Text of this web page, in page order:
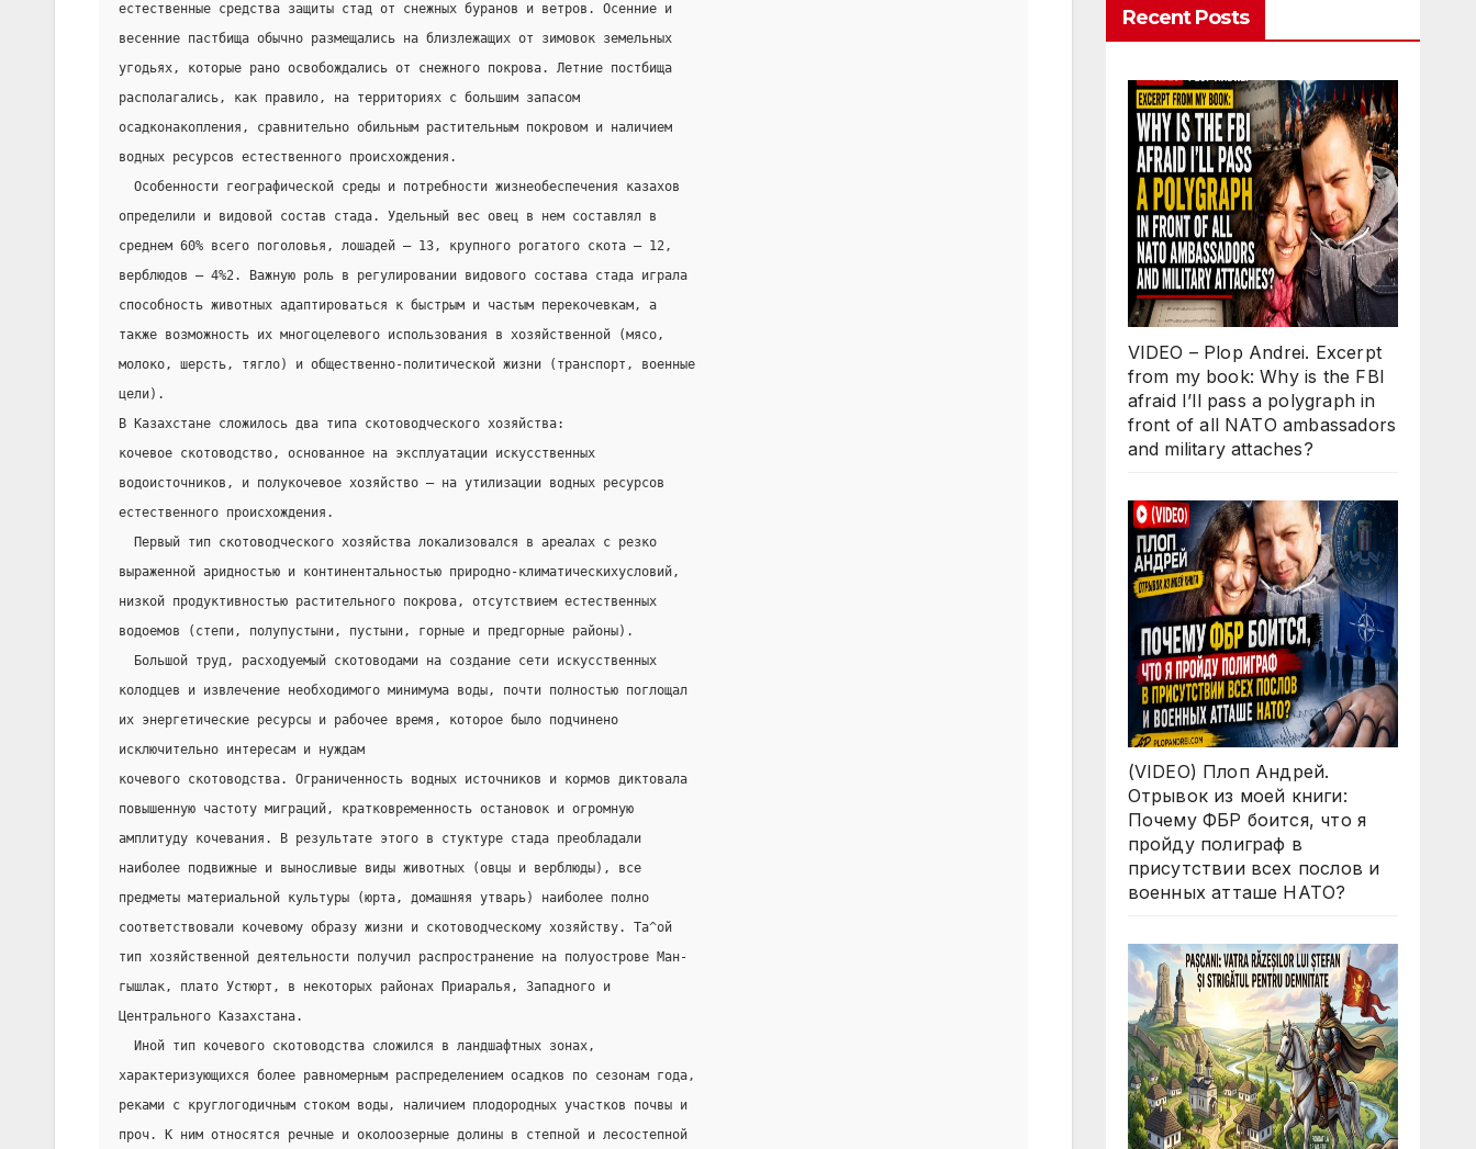
естественные средства защиты стад от снежных буранов и ветров. Осенние и
весенние пастбища обычно размещались на близлежащих от зимовок земельных
угодьях, которые рано освобождались от снежного покрова. Летние постбища
располагались, как правило, на территориях с большим запасом
осадконакопления, сравнительно обильным растительным покровом и наличием
водных ресурсов естественного происхождения.
  Особенности географической среды и потребности жизнеобеспечения казахов
определили и видовой состав стада. Удельный вес овец в нем составлял в
среднем 60% всего поголовья, лошадей — 13, крупного рогатого скота — 12,
верблюдов — 4%2. Важную роль в регулировании видового состава стада играла
способность животных адаптироваться к быстрым и частым перекочевкам, а
также возможность их многоцелевого использования в хозяйственной (мясо,
молоко, шерсть, тягло) и общественно-политической жизни (транспорт, военные
цели).
В Казахстане сложилось два типа скотоводческого хозяйства:
кочевое скотоводство, основанное на эксплуатации искусственных
водоисточников, и полукочевое хозяйство — на утилизации водных ресурсов
естественного происхождения.
  Первый тип скотоводческого хозяйства локализовался в ареалах с резко
выраженной аридностью и континентальностью природно-климатическихусловий,
низкой продуктивностью растительного покрова, отсутствием естественных
водоемов (степи, полупустыни, пустыни, горные и предгорные районы).
  Большой труд, расходуемый скотоводами на создание сети искусственных
колодцев и извлечение необходимого минимума воды, почти полностью поглощал
их энергетические ресурсы и рабочее время, которое было подчинено
исключительно интересам и нуждам
кочевого скотоводства. Ограниченность водных источников и кормов диктовала
повышенную частоту миграций, кратковременность остановок и огромную
амплитуду кочевания. В результате этого в стуктуре стада преобладали
наиболее подвижные и выносливые виды животных (овцы и верблюды), все
предметы материальной культуры (юрта, домашняя утварь) наиболее полно
соответствовали кочевому образу жизни и скотоводческому хозяйству. Та^ой
тип хозяйственной деятельности получил распространение на полуострове Ман-
гышлак, плато Устюрт, в некоторых районах Приаралья, Западного и
Центрального Казахстана.
  Иной тип кочевого скотоводства сложился в ландшафтных зонах,
характеризующихся более равномерным распределением осадков по сезонам года,
реками с круглогодичным стоком воды, наличием плодородных участков почвы и
проч. К ним относятся речные и околоозерные долины в степной и лесостепной
Recent Posts
VIDEO – Plop Andrei. Excerpt
from my book: Why is the FBI
afraid I’ll pass a polygraph in
front of all NATO ambassadors
and military attaches?
(VIDEO) Плоп Андрей.
Отрывок из моей книги:
Почему ФБР боится, что я
пройду полиграф в
присутствии всех послов и
военных атташе НАТО?